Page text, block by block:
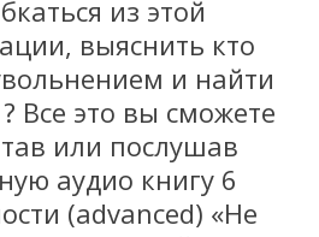
из этой
выяснить кто
и найти
Все это вы сможете
или послушав
аудио книгу 6
(advanced) «He